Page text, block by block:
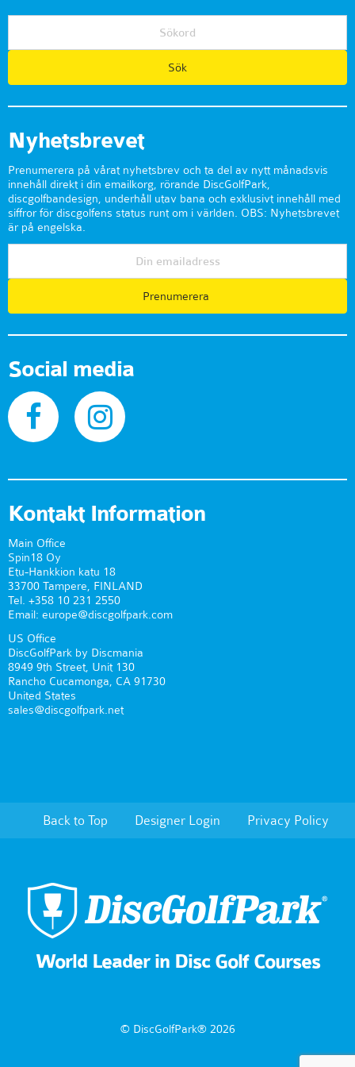
Nyhetsbrevet
Prenumerera på vårat nyhetsbrev och ta del av nytt månadsvis
innehåll direkt i din emailkorg, rörande DiscGolfPark,
discgolfbandesign, underhåll utav bana och exklusivt innehåll med
siffror för discgolfens status runt om i världen. OBS: Nyhetsbrevet
är på engelska.
Prenumerera
Social media
Kontakt Information
Main Office
Spin18 Oy
Etu-Hankkion katu 18
33700 Tampere, FINLAND
Tel. +358 10 231 2550
Email: europe@discgolfpark.com
US Office
DiscGolfPark by Discmania
8949 9th Street, Unit 130
Rancho Cucamonga, CA 91730
United States
sales@discgolfpark.net
Back to Top Designer Login Privacy Policy
World Leader in Disc Golf Courses
© DiscGolfPark® 2026